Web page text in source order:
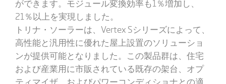
ができます。モジュール変換効率も1％増加し、
21％以上を実現しました。
トリナ・ソーラーは、Vertex Sシリーズによって、
高性能と汎用性に優れた屋上設置のソリューショ
ンが提供可能となりました。この製品群は、住宅
および産業用に市販されている既存の架台、オプ
ティマイザ、およびパワーコンディショナとの適